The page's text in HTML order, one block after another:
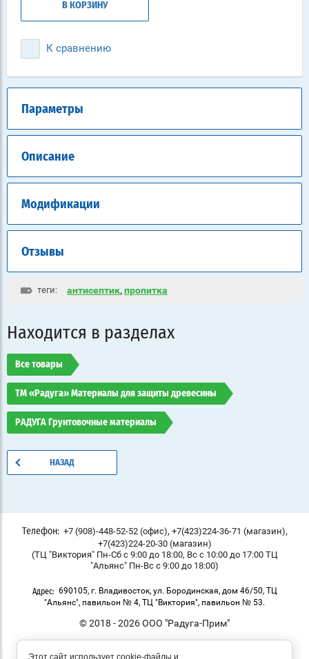
В КОРЗИНУ
К сравнению
Параметры
Описание
Модификации
Отзывы
теги: антисептик,пропитка
Находится в разделах
Все товары
ТМ «Радуга» Материалы для защиты древесины
РАДУГА Грунтовочные материалы
НАЗАД
Телефон: +7 (908)-448-52-52 (офис), +7(423)224-36-71 (магазин),
+7(423)224-20-30 (магазин)
(ТЦ "Виктория" Пн-Сб с 9:00 до 18:00, Вс с 10:00 до 17:00 ТЦ
"Альянс" Пн-Вс с 9:00 до 18:00)
Адрес: 690105, г. Владивосток, ул. Бородинская, дом 46/50, ТЦ
"Альянс", павильон № 4, ТЦ "Виктория", павильон № 53.
© 2018 - 2026 ООО "Радуга-Прим"
Этот сайт использует cookie-файлы и